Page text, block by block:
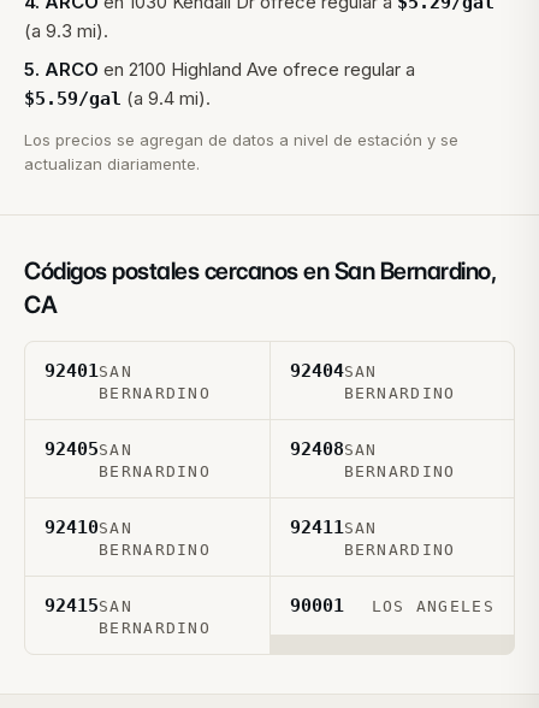
(a 9.3 mi).
5. ARCO en 2100 Highland Ave ofrece regular a
$5.59/gal (a 9.4 mi).
Los precios se agregan de datos a nivel de estación y se
actualizan diariamente.
Códigos postales cercanos enSan Bernardino,
CA
92401SAN
BERNARDINO
92404SAN
BERNARDINO
92405SAN
BERNARDINO
92408SAN
BERNARDINO
92410SAN
BERNARDINO
92411SAN
BERNARDINO
92415SAN
BERNARDINO
90001 LOS ANGELES